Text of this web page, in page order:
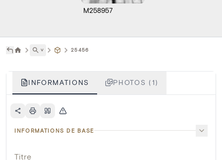
M258957
˅ 25456
INFORMATIONS PHOTOS (1)
INFORMATIONS DE BASE
Titre